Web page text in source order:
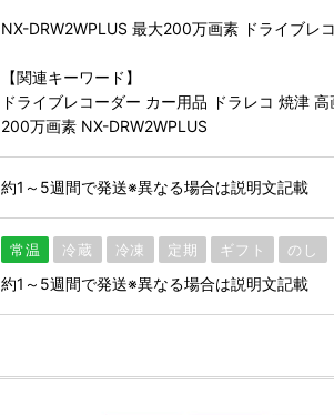
NX-DRW2WPLUS 最大200万画素 ドライブレ
【関連キーワード】
ドライブレコーダー カー用品 ドラレコ 焼津
200万画素 NX-DRW2WPLUS
約1～5週間で発送※異なる場合は説明文記載
常温 冷蔵 冷凍 定期 ギフト のし
約1～5週間で発送※異なる場合は説明文記載